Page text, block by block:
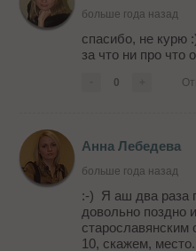
больше года назад
спасибо, не курю
за что ни про что
0
Анна Лебедева
больше года назад
:-) Я аш два раза
довольно поздно
старославянским
10, скажем, место.